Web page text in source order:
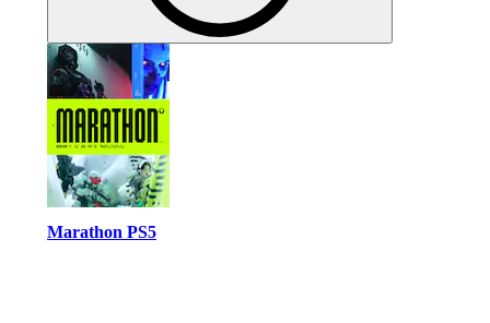
Marathon PS5